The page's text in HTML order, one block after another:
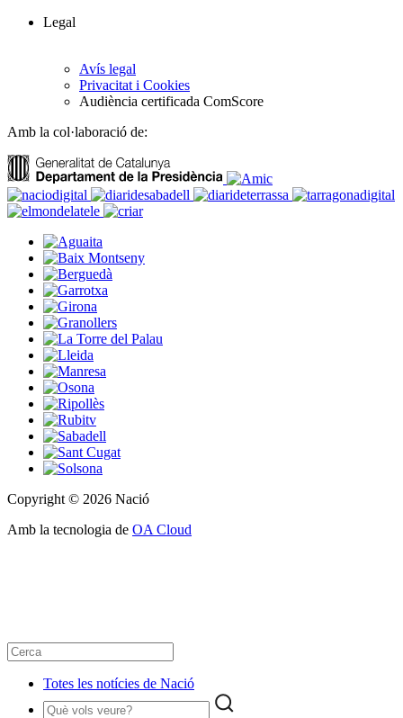
Legal
Avís legal
Privacitat i Cookies
Audiència certificada ComScore
Amb la col·laboració de:
Copyright © 2026 Nació
Amb la tecnologia de OA Cloud
Totes les notícies de Nació